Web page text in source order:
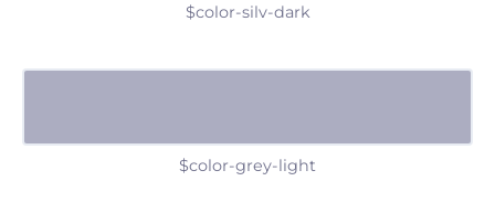
$color-silv-dark
$color-grey-light